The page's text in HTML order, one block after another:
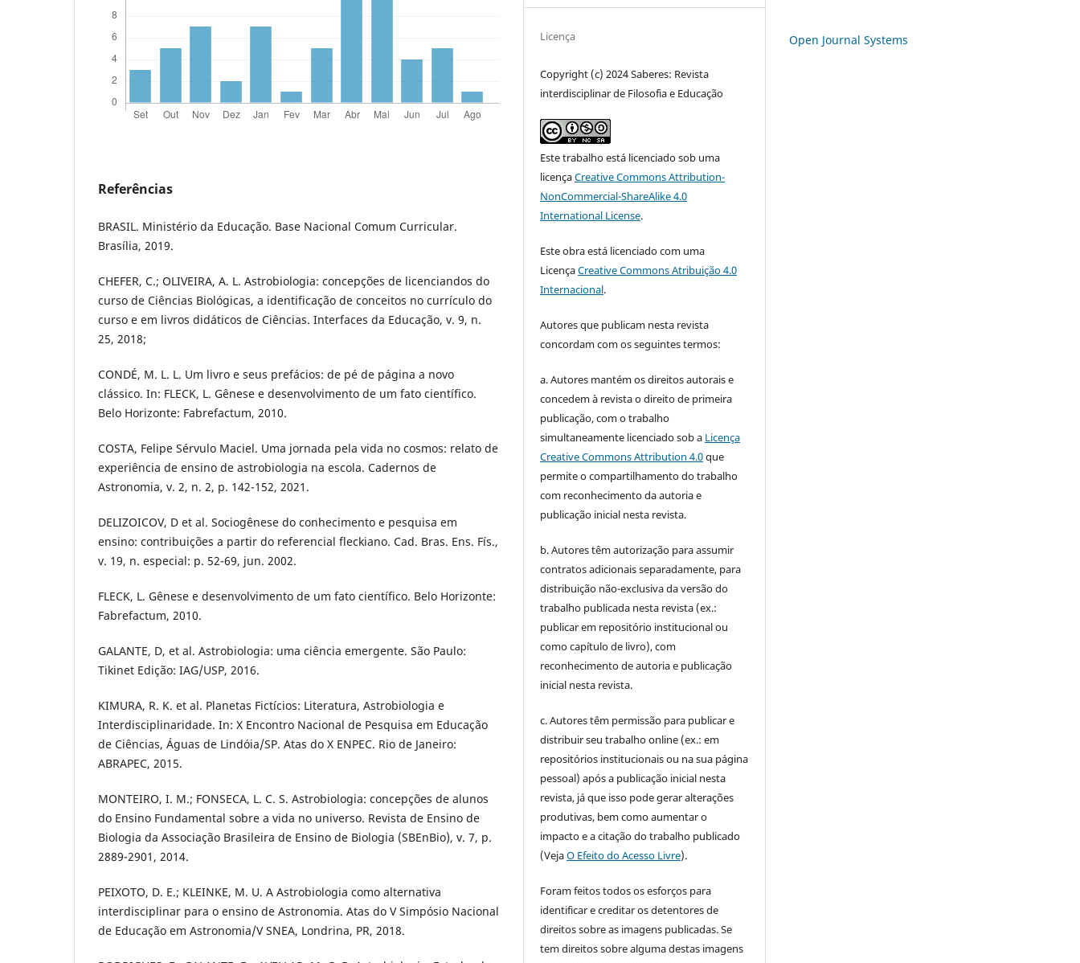
Referências
BRASIL. Ministério da Educação. Base Nacional Comum Curricular.
Brasília, 2019.
CHEFER, C.; OLIVEIRA, A. L. Astrobiologia: concepções de licenciandos do
curso de Ciências Biológicas, a identificação de conceitos no currículo do
curso e em livros didáticos de Ciências. Interfaces da Educação, v. 9, n.
25, 2018;
CONDÉ, M. L. L. Um livro e seus prefácios: de pé de página a novo
clássico. In: FLECK, L. Gênese e desenvolvimento de um fato científico.
Belo Horizonte: Fabrefactum, 2010.
COSTA, Felipe Sérvulo Maciel. Uma jornada pela vida no cosmos: relato de
experiência de ensino de astrobiologia na escola. Cadernos de
Astronomia, v. 2, n. 2, p. 142-152, 2021.
DELIZOICOV, D et al. Sociogênese do conhecimento e pesquisa em
ensino: contribuições a partir do referencial fleckiano. Cad. Bras. Ens. Fís.,
v. 19, n. especial: p. 52-69, jun. 2002.
FLECK, L. Gênese e desenvolvimento de um fato científico. Belo Horizonte:
Fabrefactum, 2010.
GALANTE, D, et al. Astrobiologia: uma ciência emergente. São Paulo:
Tikinet Edição: IAG/USP, 2016.
KIMURA, R. K. et al. Planetas Fictícios: Literatura, Astrobiologia e
Interdisciplinaridade. In: X Encontro Nacional de Pesquisa em Educação
de Ciências, Águas de Lindóia/SP. Atas do X ENPEC. Rio de Janeiro:
ABRAPEC, 2015.
MONTEIRO, I. M.; FONSECA, L. C. S. Astrobiologia: concepções de alunos
do Ensino Fundamental sobre a vida no universo. Revista de Ensino de
Biologia da Associação Brasileira de Ensino de Biologia (SBEnBio), v. 7, p.
2889-2901, 2014.
PEIXOTO, D. E.; KLEINKE, M. U. A Astrobiologia como alternativa
interdisciplinar para o ensino de Astronomia. Atas do V Simpósio Nacional
de Educação em Astronomia/V SNEA, Londrina, PR, 2018.
Licença
Copyright (c) 2024 Saberes: Revista
interdisciplinar de Filosofia e Educação
Este trabalho está licenciado sob uma
licençaCreative Commons Attribution-
NonCommercial-ShareAlike 4.0
International License.
Este obra está licenciado com uma
LicençaCreative Commons Atribuição 4.0
Internacional.
Autores que publicam nesta revista
concordam com os seguintes termos:
a. Autores mantém os direitos autorais e
concedem à revista o direito de primeira
publicação, com o trabalho
simultaneamente licenciado sob a Licença
Creative Commons Attribution 4.0que
permite o compartilhamento do trabalho
com reconhecimento da autoria e
publicação inicial nesta revista.
b. Autores têm autorização para assumir
contratos adicionais separadamente, para
distribuição não-exclusiva da versão do
trabalho publicada nesta revista (ex.:
publicar em repositório institucional ou
como capítulo de livro), com
reconhecimento de autoria e publicação
inicial nesta revista.
c. Autores têm permissão para publicar e
distribuir seu trabalho online (ex.: em
repositórios institucionais ou na sua página
pessoal) após a publicação inicial nesta
revista, já que isso pode gerar alterações
produtivas, bem como aumentar o
impacto e a citação do trabalho publicado
(VejaO Efeito do Acesso Livre).
Foram feitos todos os esforços para
identificar e creditar os detentores de
direitos sobre as imagens publicadas. Se
tem direitos sobre alguma destas imagens
Open Journal Systems